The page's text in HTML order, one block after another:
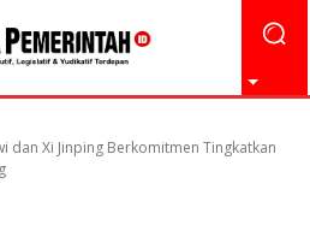
dan Xi Jinping Berkomitmen Tingkatkan